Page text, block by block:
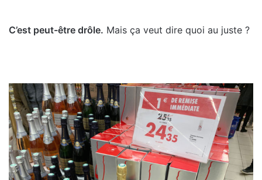
C’est peut-être drôle. Mais ça veut dire quoi au juste ?